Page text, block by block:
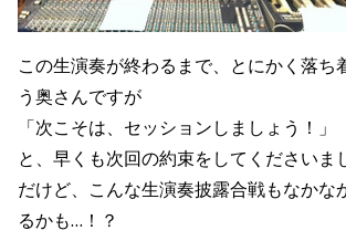
この生演奏が終わるまで、とにかく落ち
う奥さんですが
「次こそは、セッションしましょう！」
と、早くも次回の約束をしてくださいま
だけど、こんな生演奏披露合戦もなかな
るかも…！？